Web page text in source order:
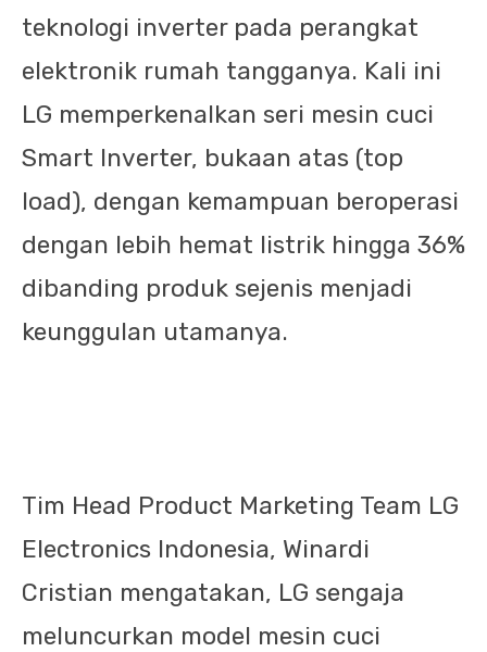
teknologi inverter pada perangkat
elektronik rumah tangganya. Kali ini
LG memperkenalkan seri mesin cuci
Smart Inverter, bukaan atas (top
load), dengan kemampuan beroperasi
dengan lebih hemat listrik hingga 36%
dibanding produk sejenis menjadi
keunggulan utamanya.
Tim Head Product Marketing Team LG
Electronics Indonesia, Winardi
Cristian mengatakan, LG sengaja
meluncurkan model mesin cuci